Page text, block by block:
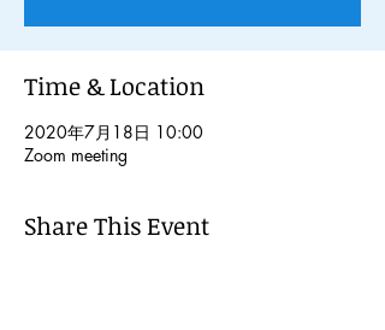
Time & Location
2020年7月18日 10:00
Zoom meeting
Share This Event